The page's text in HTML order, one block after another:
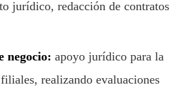
jurídico, redacción de contratos
negocio: apoyo jurídico para la
realizando evaluaciones